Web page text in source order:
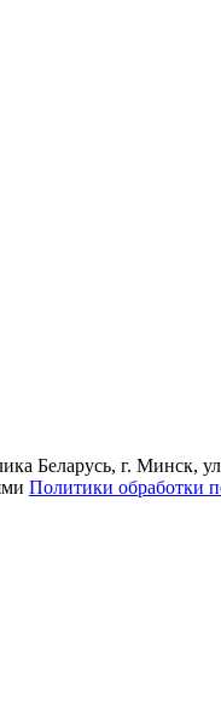
Беларусь, г. Минск,
Политики обработки